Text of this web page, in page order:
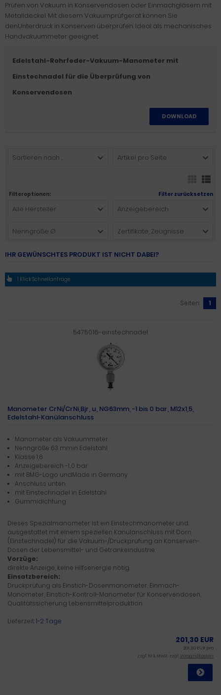
Prüfen von Vakuum in Konservendosen oder Einmachgläsern mit
Metalldeckel. Mit diesem Vakuumprüfgerät können Sie
denUnterdruck in Konserven überprüfen. Ideal als mechanisches
Handvakuummeter geeignet.
Edelstahl-Rohrfeder-Vakuum-Manometer mit
Einstechnadel für die Überprüfung von
Konservendosen
DOWNLOAD
Sortieren nach ... Artikel pro Seite
Filteroptionen: Filter zurücksetzen
Alle Hersteller Anzeigebereich
Nenngröße Ø Zertifikate, Zeugnisse
IHR GEWÜNSCHTES PRODUKT IST NICHT DABEI?
1 Klick Schnellanfrage
Seiten: 1
5475016-einstechnadel
Manometer CrNi/CrNi,Bjr, u, NG63mm, -1 bis 0 bar, M12x1,5,
Edelstahl-Kanülanschluss
Manometer als Vakuummeter
Nenngröße 63 mmin Edelstahl
Klasse 1,6
Anzeigebereich -1...0 bar
mit BMG-Logo undMade in Germany
Anschluss unten
mit Einstechnadel in Edelstahl
Gummidichtung
Dieses Spezialmanometer ist ein Einstechmanometer und
ausgestattet mit einem speziellen Kanülanschluss mit Dorn
(Einstechnadel) für die Vakuum-/Druckprüfung an Konserven-
Dosen der Lebensmittel- und Getränkeindustrie.
Vorzüge:
direkte Anzeige, keine Hilfsenergie nötig.
Einsatzbereich:
Druckprüfung als Einstich-Dosenmanometer, Einmach-
Manometer, Einstich-Kontroll-Manometer für Konservendosen,
Qualitätssicherung Lebensmittelproduktion.
Lieferzeit:1-2 Tage
201,30 EUR
201,30 EUR pro
zzgl. 19 % MwSt. zzgl.Versandkosten